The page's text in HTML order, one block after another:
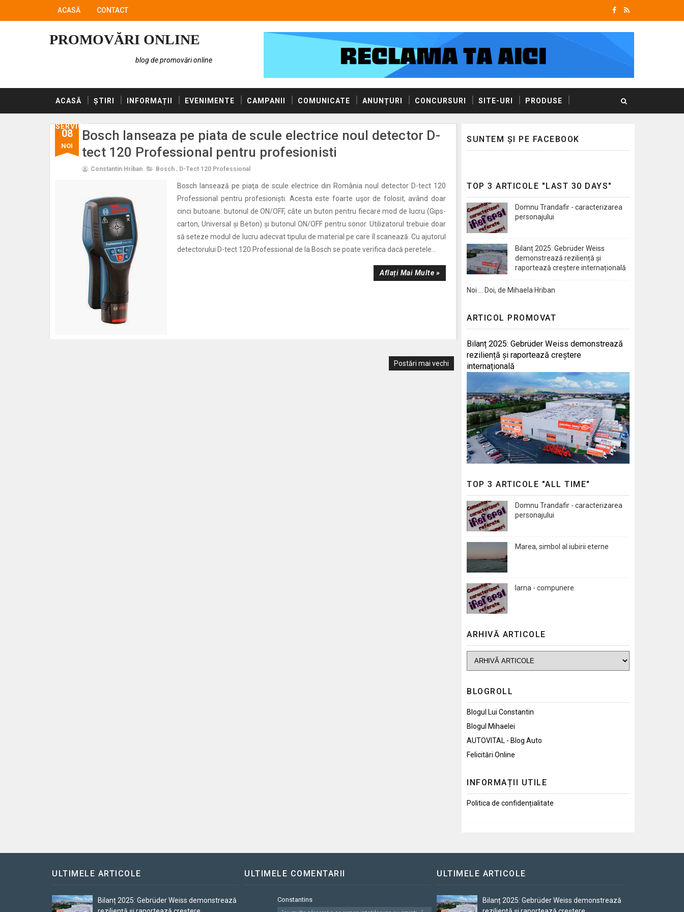
ACASĂ CONTACT
PROMOVĂRI ONLINE
blog de promovări online
ACASĂ ȘTIRI INFORMAȚII EVENIMENTE CAMPANII COMUNICATE ANUNȚURI CONCURSURI SITE-URI PRODUSE
SERVICII
08
NOI
Bosch lanseaza pe piata de scule electrice noul detector D-
tect 120 Professional pentru profesionisti
Constantin Hriban Bosch , D-Tect 120 Professional
Bosch lansează pe piaţa de scule electrice din România noul detector D-tect 120
Professional pentru profesioniști. Acesta este foarte uşor de folosit, având doar
cinci butoane: butonul de ON/OFF, câte un buton pentru fiecare mod de lucru (Gips-
carton, Universal și Beton) și butonul ON/OFF pentru sonor. Utilizatorul trebuie doar
să seteze modul de lucru adecvat tipului de material pe care îl scanează. Cu ajutorul
detectorului D-tect 120 Professional de la Bosch se poate verifica dacă peretele...
Aflați Mai Multe »
Postări mai vechi
SUNTEM ȘI PE FACEBOOK
TOP 3 ARTICOLE "LAST 30 DAYS"
Domnu Trandafir - caracterizarea
personajului
Bilanț 2025: Gebrüder Weiss
demonstrează reziliență și
raportează creștere internațională
Noi … Doi, de Mihaela Hriban
ARTICOL PROMOVAT
Bilanț 2025: Gebrüder Weiss demonstrează
reziliență și raportează creștere
internațională
TOP 3 ARTICOLE "ALL TIME"
Domnu Trandafir - caracterizarea
personajului
Marea, simbol al iubirii eterne
Iarna - compunere
ARHIVĂ ARTICOLE
BLOGROLL
Blogul Lui Constantin
Blogul Mihaelei
AUTOVITAL - Blog Auto
Felicitări Online
INFORMAȚII UTILE
Politica de confidențialitate
ULTIMELE ARTICOLE
Bilanț 2025: Gebrüder Weiss demonstrează
ULTIMELE COMENTARII
Constantins
ULTIMELE ARTICOLE
Bilanț 2025: Gebrüder Weiss demonstrează